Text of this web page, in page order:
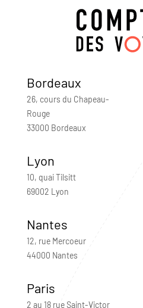
Bordeaux
26, cours du Chapeau-
Rouge
33000 Bordeaux
Lyon
10, quai Tilsitt
69002 Lyon
Nantes
12, rue Mercoeur
44000 Nantes
Paris
2 au 18 rue Saint-Victor